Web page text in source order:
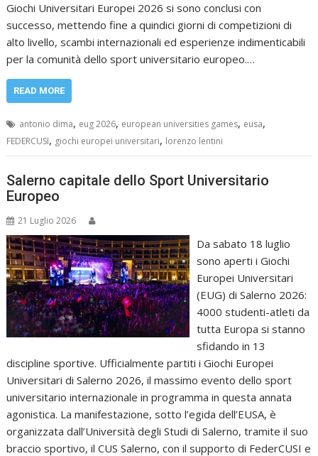
Giochi Universitari Europei 2026 si sono conclusi con
successo, mettendo fine a quindici giorni di competizioni di
alto livello, scambi internazionali ed esperienze indimenticabili
per la comunità dello sport universitario europeo.…
READ MORE
antonio dima, eug 2026, european universities games, eusa,
FEDERCUSI, giochi europei universitari, lorenzo lentini
Salerno capitale dello Sport Universitario
Europeo
21 Luglio 2026
Da sabato 18 luglio
sono aperti i Giochi
Europei Universitari
(EUG) di Salerno 2026:
4000 studenti-atleti da
tutta Europa si stanno
sfidando in 13
discipline sportive. Ufficialmente partiti i Giochi Europei
Universitari di Salerno 2026, il massimo evento dello sport
universitario internazionale in programma in questa annata
agonistica. La manifestazione, sotto l’egida dell’EUSA, è
organizzata dall’Università degli Studi di Salerno, tramite il suo
braccio sportivo, il CUS Salerno, con il supporto di FederCUSI e